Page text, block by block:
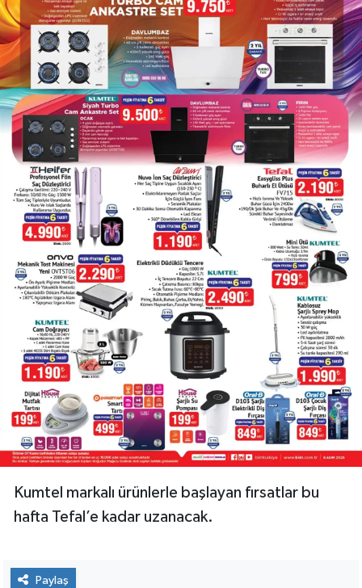
Kumtel markalı ürünlerle başlayan fırsatlar bu
hafta Tefal’e kadar uzanacak.
Paylaş